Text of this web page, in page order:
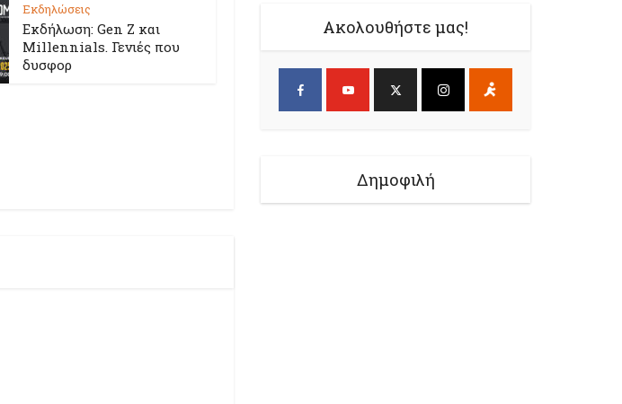
Εκδηλώσεις
Εκδήλωση: Gen Z και
Millennials. Γενιές που
δυσφορ
Ακολουθήστε μας!
Δημοφιλή